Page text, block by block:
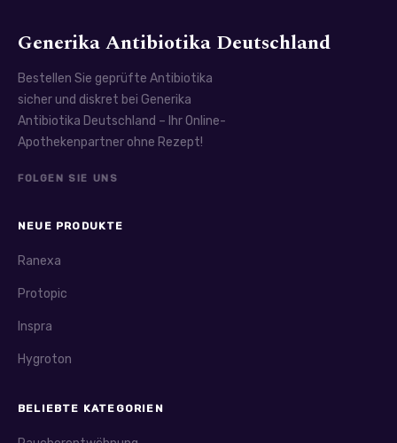
Generika Antibiotika Deutschland
Bestellen Sie geprüfte Antibiotika
sicher und diskret bei Generika
Antibiotika Deutschland – Ihr Online-
Apothekenpartner ohne Rezept!
FOLGEN SIE UNS
NEUE PRODUKTE
Ranexa
Protopic
Inspra
Hygroton
BELIEBTE KATEGORIEN